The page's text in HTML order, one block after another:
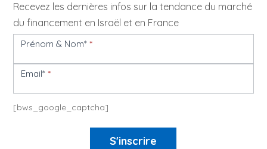
Recevez les dernières infos sur la tendance du marché
du financement en Israël et en France
Newsletter
Prénom & Nom**
Email**
[bws_google_captcha]
S'inscrire